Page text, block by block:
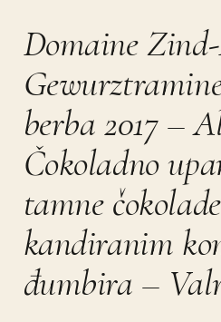
Domaine
berba 2017 –
Čokoladno
tamne
kandiranim
đumbira –